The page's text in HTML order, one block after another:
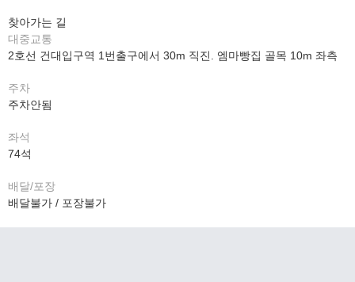
찾아가는 길
대중교통
2호선 건대입구역 1번출구에서 30m 직진. 엠마빵집 골목 10m 좌측
주차
주차안됨
좌석
74석
배달/포장
배달불가 / 포장불가